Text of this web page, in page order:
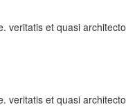
et quasi
et quasi